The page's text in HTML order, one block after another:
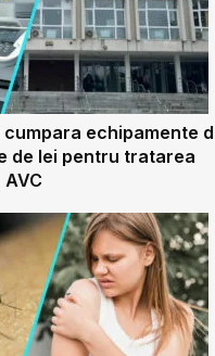
cumpara echipamente
de lei pentru tratarea